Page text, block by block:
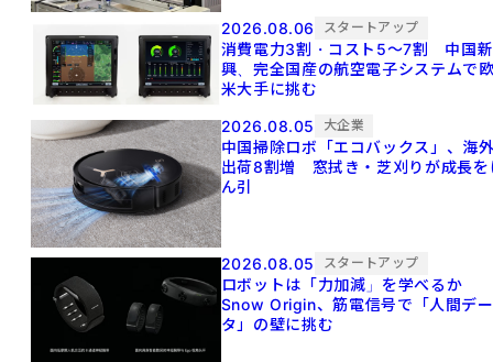
2026.08.06 スタートアップ
消費電力3割・コスト5〜7割 中国新
興、完全国産の航空電子システムで
米大手に挑む
2026.08.05
大企業
中国掃除ロボ「エコバックス」、海
出荷8割増 窓拭き・芝刈りが成長を
ん引
2026.08.05 スタートアップ
ロボットは「力加減」を学べるか
Snow Origin、筋電信号で「人間デー
タ」の壁に挑む